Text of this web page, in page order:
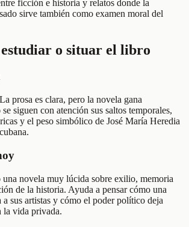
ficción e historia y relatos donde la
sirve también como examen moral del
o situar el libro
prosa es clara, pero la novela gana
siguen con atención sus saltos temporales,
y el peso simbólico de José María Heredia
una novela muy lúcida sobre exilio, memoria
de la historia. Ayuda a pensar cómo una
a sus artistas y cómo el poder político deja
la vida privada.